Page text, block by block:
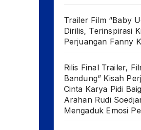
Trailer Film “Baby
Dirilis, Terinspirasi
Perjuangan Fanny
Rilis Final Trailer,
Bandung” Kisah
Cinta Karya Pidi
Arahan Rudi
Mengaduk Emosi